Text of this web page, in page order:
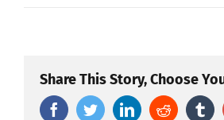
Share This Story, Choose
FacebookTwitterLinkedinReddit